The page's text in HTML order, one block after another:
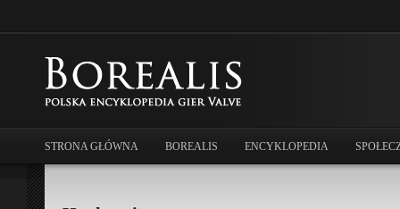
STRONA GŁÓWNA BOREALIS ENCYKLOPEDIA